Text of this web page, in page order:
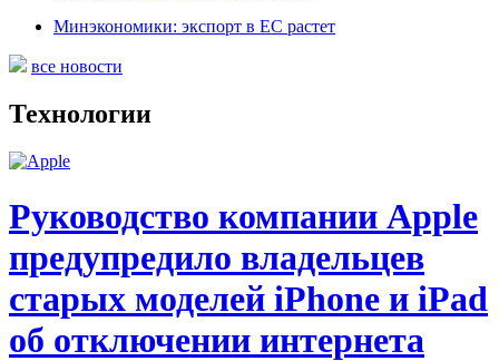
Минэкономики: экспорт в ЕС растет
все новости
Технологии
Руководство компании Apple
предупредило владельцев
старых моделей iPhone и iPad
об отключении интернета